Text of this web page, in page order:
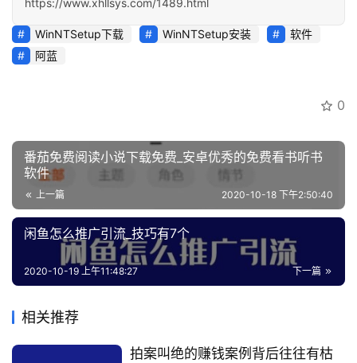
会
员
https://www.xhllsys.com/1489.html
WinNTSetup下载 WinNTSetup安装
软件
阿蓝
0
番茄免费阅读小说下载免费_安卓优秀的免费看书听书
软件
上一篇 2020-10-18 下午2:50:40
闲鱼怎么推广引流_技巧有7个
下一篇
2020-10-19 上午11:48:27
相关推荐
拍案叫绝的赚钱案例背后往往有枯